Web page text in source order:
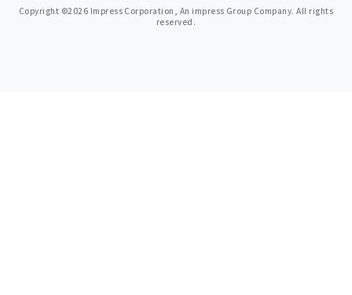
Copyright ©2026 Impress Corporation, An impress Group Company. All rights
reserved.